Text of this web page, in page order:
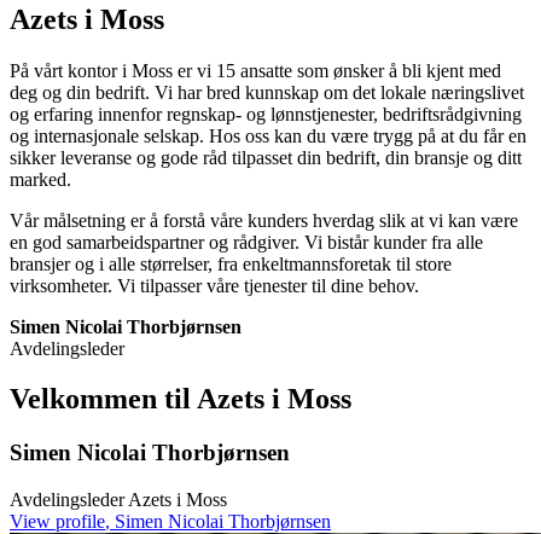
Azets i Moss
På vårt kontor i Moss er vi 15 ansatte som ønsker å bli kjent med
deg og din bedrift. Vi har bred kunnskap om det lokale næringslivet
og erfaring innenfor regnskap- og lønnstjenester, bedriftsrådgivning
og internasjonale selskap. Hos oss kan du være trygg på at du får en
sikker leveranse og gode råd tilpasset din bedrift, din bransje og ditt
marked.
Vår målsetning er å forstå våre kunders hverdag slik at vi kan være
en god samarbeidspartner og rådgiver. Vi bistår kunder fra alle
bransjer og i alle størrelser, fra enkeltmannsforetak til store
virksomheter. Vi tilpasser våre tjenester til dine behov.
Simen Nicolai Thorbjørnsen
Avdelingsleder
Velkommen til Azets i Moss
Simen Nicolai Thorbjørnsen
Avdelingsleder Azets i Moss
View profile, Simen Nicolai Thorbjørnsen